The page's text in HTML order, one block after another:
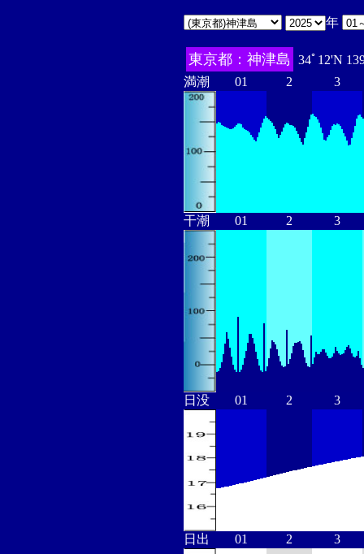
年
東京都：神津島
34ﾟ12'N
満潮
01 2 3
干潮 01 2 3
日没 01 2 3
日出 01 2 3